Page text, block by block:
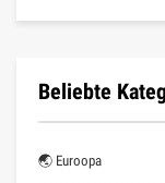
Beliebte
🌏 Euroopa